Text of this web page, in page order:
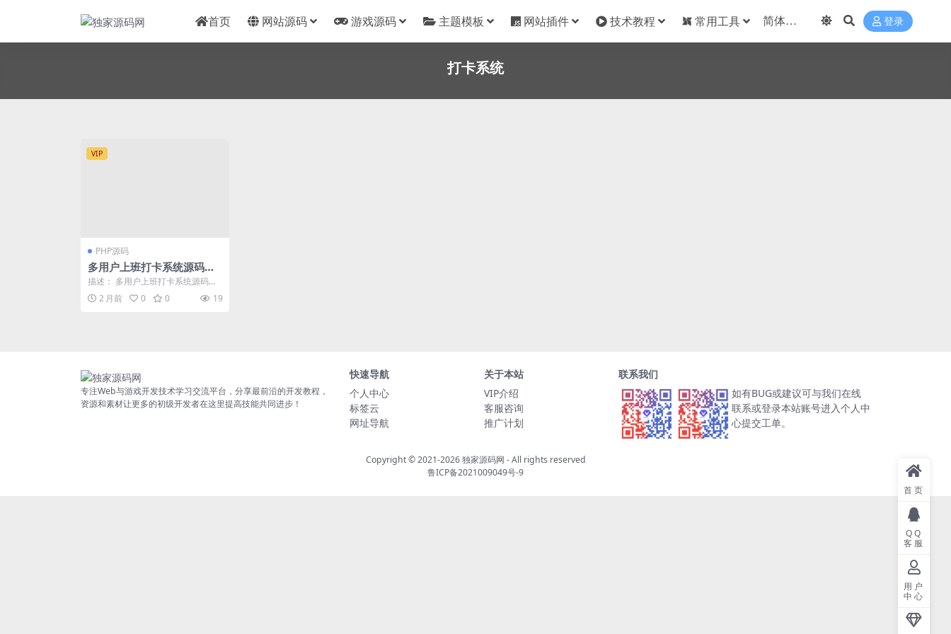
首页 网站源码 游戏源码 主题模板 网站插件 技术教程 常用工具 登录
打卡系统
VIP
PHP源码
多用户上班打卡系统源码｜
支持记录查询+统计分析/考
勤打卡系统源码
描述： 多用户上班打卡系统源码｜
支持记录查询+统计分析/考勤打卡
系统源码 用户管...
2 月前 0 0 19
专注Web与游戏开发技术学习交流平台，分享最前沿的开发教程，
资源和素材让更多的初级开发者在这里提高技能共同进步！
快速导航
个人中心
标签云
网址导航
关于本站
VIP介绍
客服咨询
推广计划
联系我们
如有BUG或建议可与我们在线
联系或登录本站账号进入个人中
心提交工单。
Copyright © 2021-2026独家源码网 - All rights reserved
鲁ICP备2021009049号-9
首页
QQ
客服
用户
中心